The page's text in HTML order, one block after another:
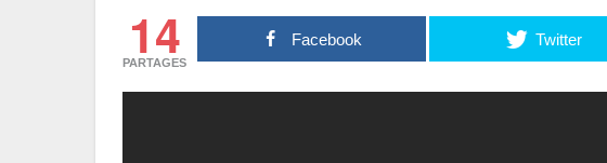
14
PARTAGES
Facebook Twitter